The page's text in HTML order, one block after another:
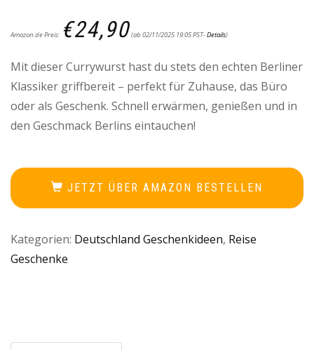
Amazon.de Preis: €24,90(ab 02/11/2025 19:05 PST-Details)
Mit dieser Currywurst hast du stets den echten Berliner
Klassiker griffbereit – perfekt für Zuhause, das Büro
oder als Geschenk. Schnell erwärmen, genießen und in
den Geschmack Berlins eintauchen!
JETZT ÜBER AMAZON BESTELLEN
Kategorien: Deutschland Geschenkideen, Reise
Geschenke